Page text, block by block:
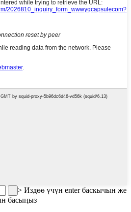
> Издөө үчүн enter баскычын же
басыңыз